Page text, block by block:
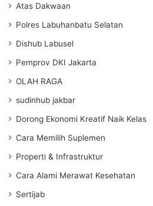
Atas Dakwaan
Polres Labuhanbatu Selatan
Dishub Labusel
Pemprov DKI Jakarta
OLAH RAGA
sudinhub jakbar
Dorong Ekonomi Kreatif Naik Kelas
Cara Memilih Suplemen
Properti & Infrastruktur
Cara Alami Merawat Kesehatan
Sertijab